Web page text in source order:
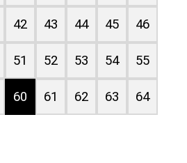
42 43 44 45 46
51 52 53 54 55
60 61 62 63 64